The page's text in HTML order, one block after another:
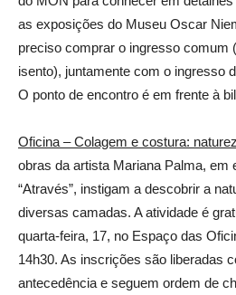
as exposições do Museu Oscar
preciso comprar o ingresso comum
isento), juntamente com o ingresso
O ponto de encontro é em frente à
Oficina – Colagem e costura:
obras da artista Mariana Palma, em
“Através”, instigam a descobrir a
diversas camadas. A atividade é
quarta-feira, 17, no Espaço das
14h30. As inscrições são liberadas
antecedência e seguem ordem de